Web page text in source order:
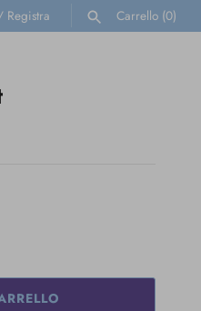
Registra Carrello (0)